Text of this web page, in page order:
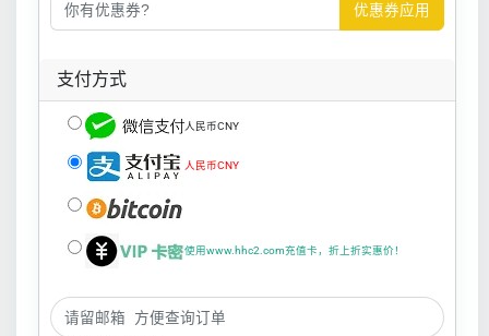
优惠券应用
支付方式
人民币CNY
人民币CNY
使用www.hhc2.com充值卡，折上折实惠价！